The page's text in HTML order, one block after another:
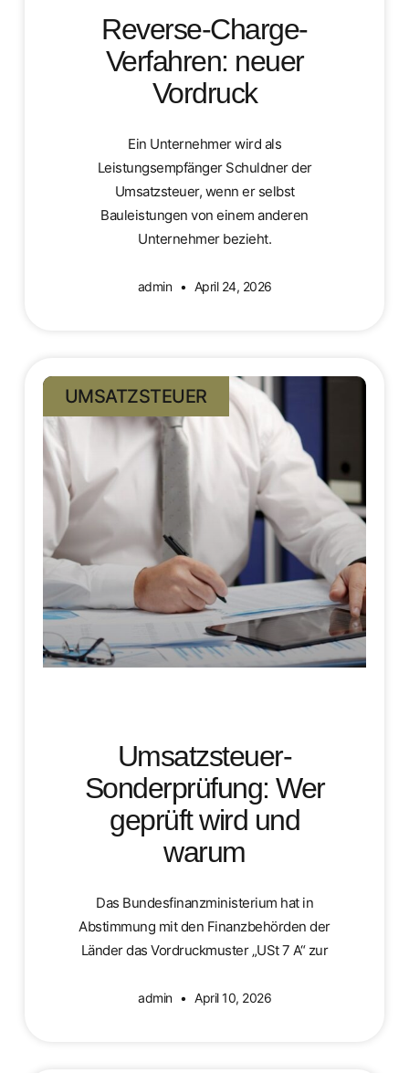
Reverse-Charge-
Verfahren: neuer
Vordruck
Ein Unternehmer wird als
Leistungsempfänger Schuldner der
Umsatzsteuer, wenn er selbst
Bauleistungen von einem anderen
Unternehmer bezieht.
admin April 24, 2026
UMSATZSTEUER
Umsatzsteuer-
Sonderprüfung: Wer
geprüft wird und
warum
Das Bundesfinanzministerium hat in
Abstimmung mit den Finanzbehörden der
Länder das Vordruckmuster „USt 7 A“ zur
admin April 10, 2026